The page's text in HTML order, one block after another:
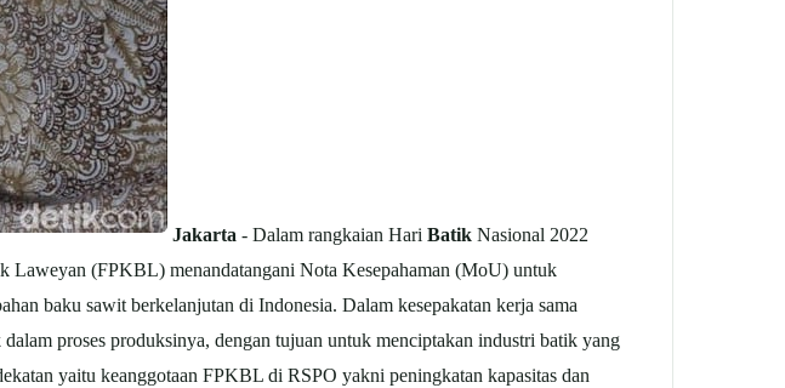
Jakarta - Dalam rangkaian Hari Batik Nasional 2022
Laweyan (FPKBL) menandatangani Nota Kesepahaman (MoU) untuk
baku sawit berkelanjutan di Indonesia. Dalam kesepakatan kerja sama
proses produksinya, dengan tujuan untuk menciptakan industri batik yang
yaitu keanggotaan FPKBL di RSPO yakni peningkatan kapasitas dan